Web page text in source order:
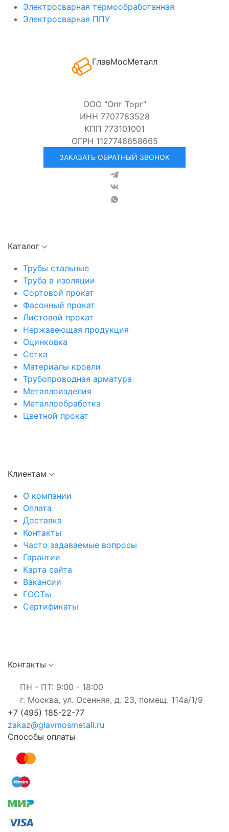
Электросварная термообработанная
Электросварная ППУ
ГлавМосМеталл
ООО "Опт Торг"
ИНН 7707783528
КПП 773101001
ОГРН 1127746658665
ЗАКАЗАТЬ ОБРАТНЫЙ ЗВОНОК
Каталог
Трубы стальные
Труба в изоляции
Сортовой прокат
Фасонный прокат
Листовой прокат
Нержавеющая продукция
Оцинковка
Сетка
Материалы кровли
Трубопроводная арматура
Металлоизделия
Металлообработка
Цветной прокат
Клиентам
О компании
Оплата
Доставка
Контакты
Часто задаваемые вопросы
Гарантии
Карта сайта
Вакансии
ГОСТы
Сертификаты
Контакты
ПН - ПТ: 9:00 - 18:00
г. Москва, ул. Осенняя, д. 23, помещ. 114а/1/9
+7 (495) 185-22-77
zakaz@glavmosmetall.ru
Способы оплаты